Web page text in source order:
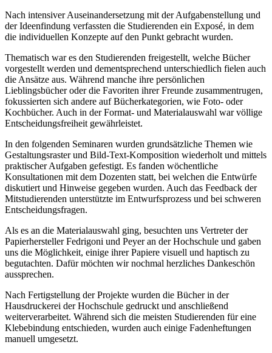
Nach intensiver Auseinandersetzung mit der Aufgabenstellung und
der Ideenfindung verfassten die Studierenden ein Exposé, in dem
die individuellen Konzepte auf den Punkt gebracht wurden.
Thematisch war es den Studierenden freigestellt, welche Bücher
vorgestellt werden und dementsprechend unterschiedlich fielen auch
die Ansätze aus. Während manche ihre persönlichen
Lieblingsbücher oder die Favoriten ihrer Freunde zusammentrugen,
fokussierten sich andere auf Bücherkategorien, wie Foto- oder
Kochbücher. Auch in der Format- und Materialauswahl war völlige
Entscheidungsfreiheit gewährleistet.
In den folgenden Seminaren wurden grundsätzliche Themen wie
Gestaltungsraster und Bild-Text-Komposition wiederholt und mittels
praktischer Aufgaben gefestigt. Es fanden wöchentliche
Konsultationen mit dem Dozenten statt, bei welchen die Entwürfe
diskutiert und Hinweise gegeben wurden. Auch das Feedback der
Mitstudierenden unterstützte im Entwurfsprozess und bei schweren
Entscheidungsfragen.
Als es an die Materialauswahl ging, besuchten uns Vertreter der
Papierhersteller Fedrigoni und Peyer an der Hochschule und gaben
uns die Möglichkeit, einige ihrer Papiere visuell und haptisch zu
begutachten. Dafür möchten wir nochmal herzliches Dankeschön
aussprechen.
Nach Fertigstellung der Projekte wurden die Bücher in der
Hausdruckerei der Hochschule gedruckt und anschließend
weiterverarbeitet. Während sich die meisten Studierenden für eine
Klebebindung entschieden, wurden auch einige Fadenheftungen
manuell umgesetzt.